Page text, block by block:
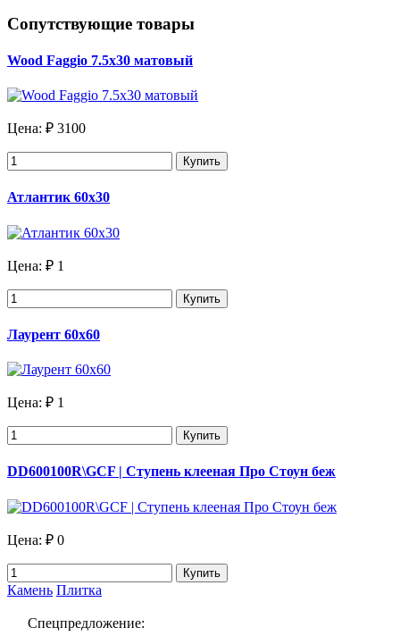
Сопутствующие товары
Wood Faggio 7.5х30 матовый
Цена: ₽ 3100
Купить
Атлантик 60х30
Цена: ₽ 1
Купить
Лаурент 60х60
Цена: ₽ 1
Купить
DD600100R\GCF | Ступень клееная Про Стоун беж
Цена: ₽ 0
Купить
Камень Плитка
Спецпредложение: